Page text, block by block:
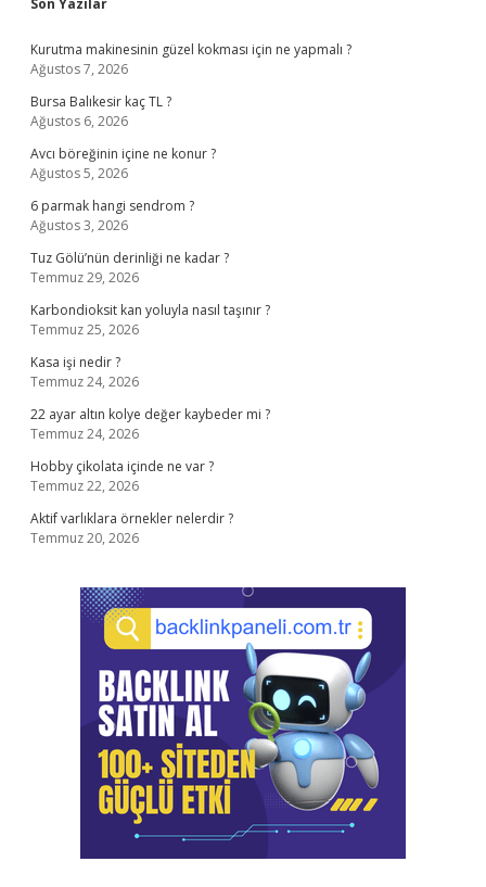
Sidebar
Son Yazılar
Kurutma makinesinin güzel kokması için ne yapmalı ?
Ağustos 7, 2026
Bursa Balıkesir kaç TL ?
Ağustos 6, 2026
Avcı böreğinin içine ne konur ?
Ağustos 5, 2026
6 parmak hangi sendrom ?
Ağustos 3, 2026
Tuz Gölü’nün derinliği ne kadar ?
Temmuz 29, 2026
Karbondioksit kan yoluyla nasıl taşınır ?
Temmuz 25, 2026
Kasa işi nedir ?
Temmuz 24, 2026
22 ayar altın kolye değer kaybeder mi ?
Temmuz 24, 2026
Hobby çikolata içinde ne var ?
Temmuz 22, 2026
Aktif varlıklara örnekler nelerdir ?
Temmuz 20, 2026